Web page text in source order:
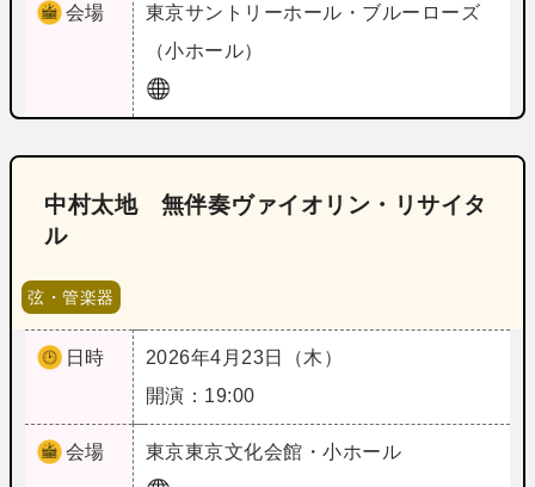
会場 東京サントリーホール・ブルーローズ
（小ホール）
中村太地 無伴奏ヴァイオリン・リサイタ
ル
弦・管楽器
日時
2026年4月23日（木）
開演：19:00
会場 東京東京文化会館・小ホール